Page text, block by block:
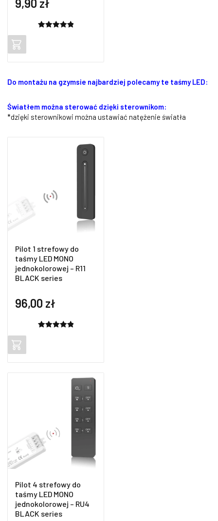
9,90 zł
klientów
Do montażu na gzymsie najbardziej polecamy te taśmy LED:
Światłem można sterować dzięki sterownikom:
*dzięki sterownikowi można ustawiać natężenie światła
Pilot 1 strefowy do
taśmy LED MONO
jednokolorowej – R11
BLACK series
96,00 zł
Pilot 4 strefowy do
taśmy LED MONO
jednokolorowej – RU4
BLACK series